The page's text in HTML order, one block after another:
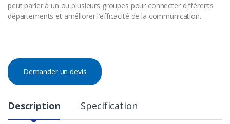
peut parler à un ou plusieurs groupes pour connecter différents
départements et améliorer l’efficacité de la communication.
Demander un devis
Description Specification